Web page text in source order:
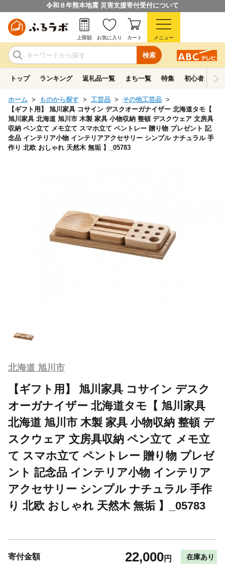
令和８年熊本地震 災害支援寄付受付について
検索
上限額 お気に入り カート メニュー
トップ ランキング 返礼品一覧 まち一覧 特集 初心者ガイド
ホーム ものから探す 工芸品
その他工芸品
【ギフト用】 旭川家具 コサイン デスクオーガナイザー 北海道タモ【
旭川家具 北海道 旭川市 木製 家具 小物収納 整頓 デスクウェア 文房具
収納 ペン立て メモ立て スマホ立て ペントレー 贈り物 プレゼント 記
念品 インテリア小物 インテリアアクセサリー シンプル ナチュラル 手
作り 北欧 おしゃれ 天然木 無垢 】_05783
北海道 旭川市
【ギフト用】 旭川家具 コサイン デスク
オーガナイザー 北海道タモ【 旭川家具
北海道 旭川市 木製 家具 小物収納 整頓 デ
スクウェア 文房具収納 ペン立て メモ立
て スマホ立て ペントレー 贈り物 プレゼ
ント 記念品 インテリア小物 インテリア
アクセサリー シンプル ナチュラル 手作
り 北欧 おしゃれ 天然木 無垢 】_05783
寄付金額 22,000円 在庫あり